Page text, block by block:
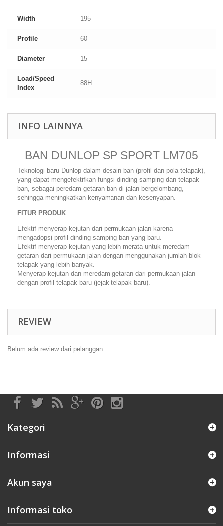
Width 195
Profile 60
Diameter 15
Load/Speed
Index
88H
INFO LAINNYA
BAN DUNLOP SP SPORT LM705
Teknologi baru Dunlop dalam desain ban (profil dan pola telapak),
yang dapat mengefektifkan fungsi dinding samping dan telapak
ban, sebagai peredam getaran ban di jalan bergelombang,
sehingga meningkatkan kenyamanan dan kesenyapan.
FITUR PRODUK
Efektif menyerap kejutan dari permukaan jalan karena
mengadopsi profil dinding samping ban yang baru.
Efektif menyerap kejutan yang lebih merata untuk meredam
getaran dari permukaan jalan dengan menggunakan jumlah blok
telapak yang lebih banyak.
Menyerap kejutan dan meredam getaran dari permukaan jalan
dengan profil telapak baru (jejak telapak baru).
REVIEW
Belum ada review dari pelanggan.
Kategori
Informasi
Akun saya
Informasi toko